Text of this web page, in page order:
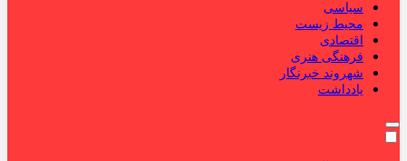
سیاسی
محیط زیست
اقتصادی
فرهنگی هنری
شهروند خبرنگار
یادداشت